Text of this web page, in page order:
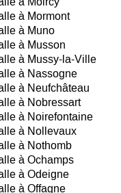
à Mormont
à Muno
à Musson
à Mussy-la-Ville
à Nassogne
à Neufchâteau
à Nobressart
à Noirefontaine
à Nollevaux
à Nothomb
à Ochamps
à Odeigne
à Offagne